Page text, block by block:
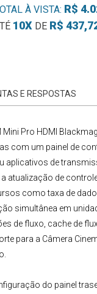
À VISTA: R$
10X DE R$
E RESPOSTAS
Mini Pro HDMI
com um painel de
aplicativos de
atualização de
como taxa de
simultânea em
de fluxo, cache de
para a Câmera
do painel